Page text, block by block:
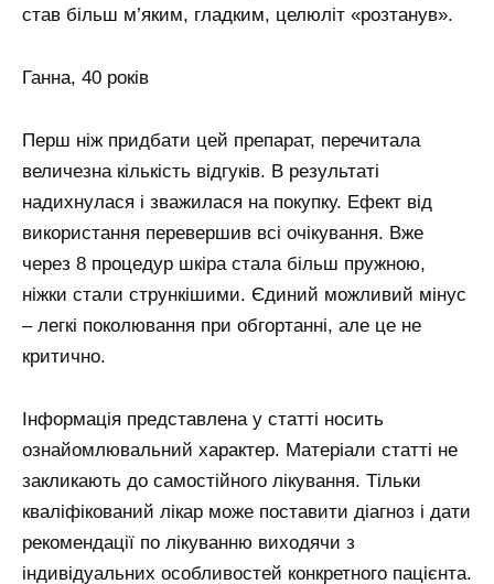
став більш м’яким, гладким, целюліт «розтанув».
Ганна, 40 років
Перш ніж придбати цей препарат, перечитала
величезна кількість відгуків. В результаті
надихнулася і зважилася на покупку. Ефект від
використання перевершив всі очікування. Вже
через 8 процедур шкіра стала більш пружною,
ніжки стали стрункішими. Єдиний можливий мінус
– легкі поколювання при обгортанні, але це не
критично.
Інформація представлена у статті носить
ознайомлювальний характер. Матеріали статті не
закликають до самостійного лікування. Тільки
кваліфікований лікар може поставити діагноз і дати
рекомендації по лікуванню виходячи з
індивідуальних особливостей конкретного пацієнта.